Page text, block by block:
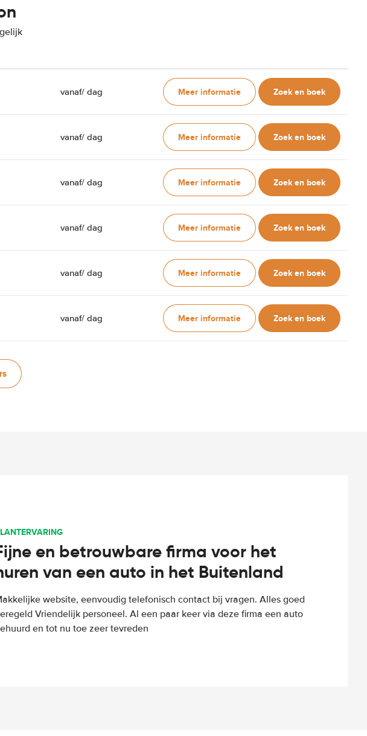
vanaf/ dag Meer informatie Zoek en boek
vanaf/ dag Meer informatie Zoek en boek
vanaf/ dag Meer informatie Zoek en boek
vanaf/ dag Meer informatie Zoek en boek
vanaf/ dag Meer informatie Zoek en boek
vanaf/ dag Meer informatie Zoek en boek
en betrouwbare firma voor het
van een auto in het Buitenland
website, eenvoudig telefonisch contact bij vragen. Alles goed
Vriendelijk personeel. Al een paar keer via deze firma een auto
en tot nu toe zeer tevreden